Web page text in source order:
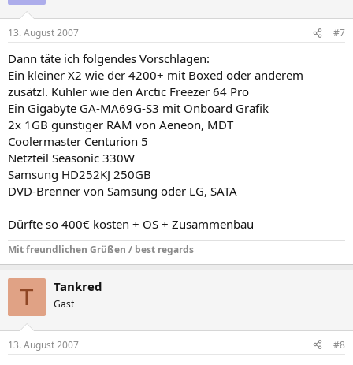
13. August 2007 #7
Dann täte ich folgendes Vorschlagen:
Ein kleiner X2 wie der 4200+ mit Boxed oder anderem
zusätzl. Kühler wie den Arctic Freezer 64 Pro
Ein Gigabyte GA-MA69G-S3 mit Onboard Grafik
2x 1GB günstiger RAM von Aeneon, MDT
Coolermaster Centurion 5
Netzteil Seasonic 330W
Samsung HD252KJ 250GB
DVD-Brenner von Samsung oder LG, SATA
Dürfte so 400€ kosten + OS + Zusammenbau
Mit freundlichen Grüßen / best regards
T Tankred
Gast
13. August 2007 #8